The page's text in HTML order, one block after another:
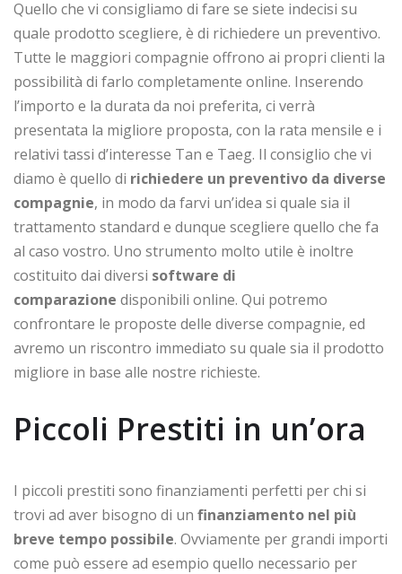
Quello che vi consigliamo di fare se siete indecisi su
quale prodotto scegliere, è di richiedere un preventivo.
Tutte le maggiori compagnie offrono ai propri clienti la
possibilità di farlo completamente online. Inserendo
l’importo e la durata da noi preferita, ci verrà
presentata la migliore proposta, con la rata mensile e i
relativi tassi d’interesse Tan e Taeg. Il consiglio che vi
diamo è quello di richiedere un preventivo da diverse
compagnie, in modo da farvi un’idea si quale sia il
trattamento standard e dunque scegliere quello che fa
al caso vostro. Uno strumento molto utile è inoltre
costituito dai diversi software di
comparazione disponibili online. Qui potremo
confrontare le proposte delle diverse compagnie, ed
avremo un riscontro immediato su quale sia il prodotto
migliore in base alle nostre richieste.
Piccoli Prestiti in un’ora
I piccoli prestiti sono finanziamenti perfetti per chi si
trovi ad aver bisogno di un finanziamento nel più
breve tempo possibile. Ovviamente per grandi importi
come può essere ad esempio quello necessario per